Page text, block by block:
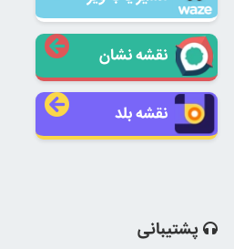
نقشه نشان
نقشه بلد
پشتیبانی